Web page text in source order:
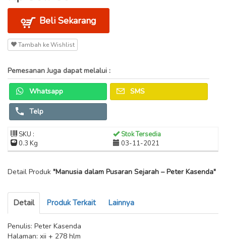
Beli Sekarang
Tambah ke Wishlist
Pemesanan Juga dapat melalui :
Whatsapp SMS
Telp
SKU :
Stok Tersedia
0.3 Kg
03-11-2021
Detail Produk "Manusia dalam Pusaran Sejarah – Peter Kasenda"
Detail Produk Terkait Lainnya
Penulis: Peter Kasenda
Halaman: xii + 278 hlm